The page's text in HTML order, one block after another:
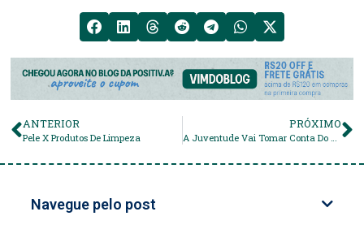
ANTERIOR
Pele X Produtos De Limpeza
PRÓXIMO
A Juventude Vai Tomar Conta Do Mundo!
Navegue pelo post